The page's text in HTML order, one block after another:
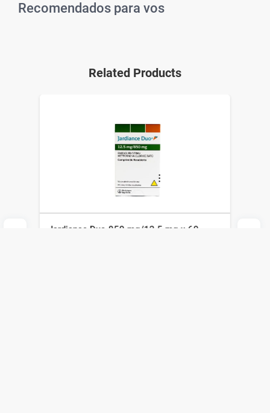
Recomendados para vos
Related Products
Jardiance Duo 850 mg/12.5 mg x 60